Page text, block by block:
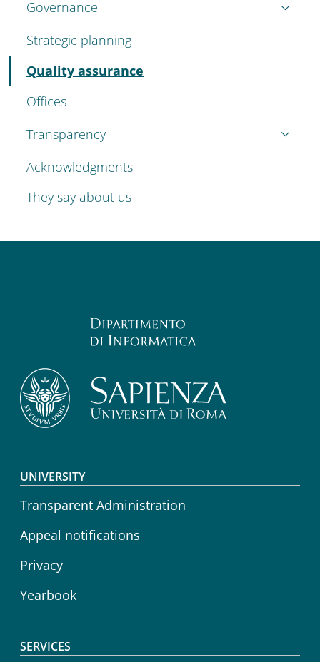
Governance
Strategic planning
Quality assurance
Offices
Transparency
Acknowledgments
They say about us
Footer menu
UNIVERSITY
Transparent Administration
Appeal notifications
Privacy
Yearbook
SERVICES